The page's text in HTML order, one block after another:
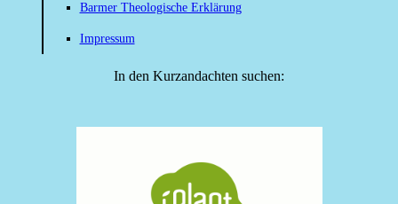
Barmer Theologische Erklärung
Impressum
In den Kurzandachten suchen: